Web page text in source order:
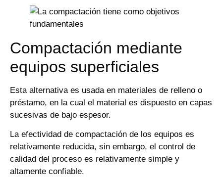
Compactación mediante
equipos superficiales
Esta alternativa es usada en materiales de relleno o
préstamo, en la cual el material es dispuesto en capas
sucesivas de bajo espesor.
La efectividad de compactación de los equipos es
relativamente reducida, sin embargo, el control de
calidad del proceso es relativamente simple y
altamente confiable.